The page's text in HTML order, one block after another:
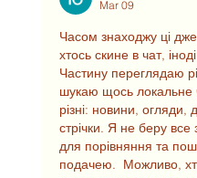
Mar 09
Часом знаходжу ці
хтось скине в чат,
Частину переглядаю
шукаю щось локальне
різні: новини, огляди,
стрічки. Я не беру
для порівняння та
подачею.  Можливо,